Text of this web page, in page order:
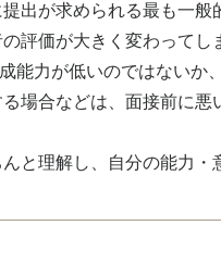
出が求められる最も一般
評価が大きく変わって
能力が低いのではないか
場合などは、面接前に
と理解し、自分の能力